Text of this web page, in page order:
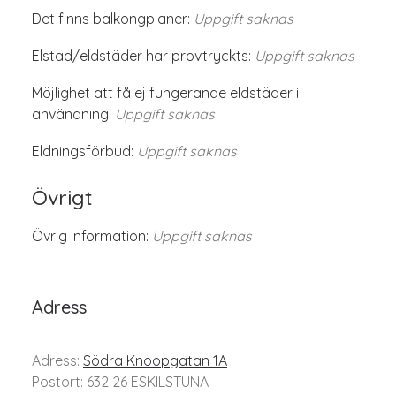
Det finns balkongplaner: Uppgift saknas
Elstad/eldstäder har provtryckts: Uppgift saknas
Möjlighet att få ej fungerande eldstäder i
användning: Uppgift saknas
Eldningsförbud: Uppgift saknas
Övrigt
Övrig information: Uppgift saknas
Adress
Adress: Södra Knoopgatan 1A
Postort: 632 26 ESKILSTUNA